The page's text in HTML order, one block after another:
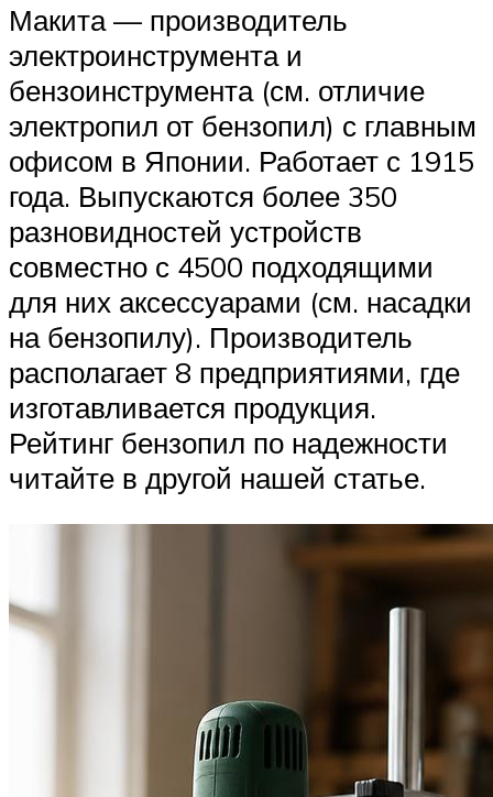
Макита — производитель
электроинструмента и
бензоинструмента (см. отличие
электропил от бензопил) с главным
офисом в Японии. Работает с 1915
года. Выпускаются более 350
разновидностей устройств
совместно с 4500 подходящими
для них аксессуарами (см. насадки
на бензопилу). Производитель
располагает 8 предприятиями, где
изготавливается продукция.
Рейтинг бензопил по надежности
читайте в другой нашей статье.